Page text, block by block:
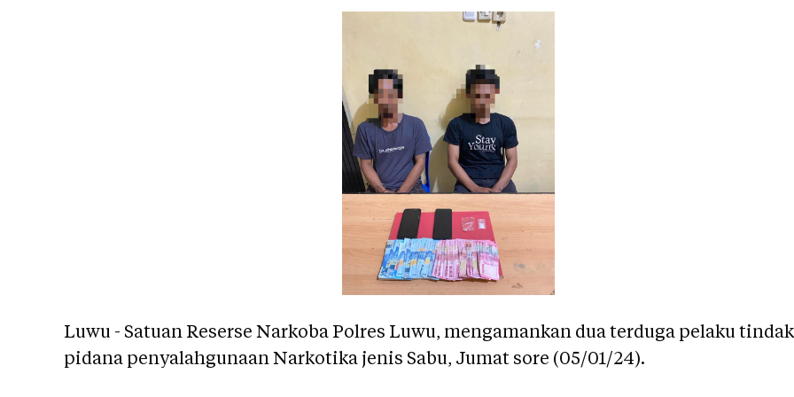
Luwu - Satuan Reserse Narkoba Polres Luwu, mengamankan dua terduga pelaku tindak
pidana penyalahgunaan Narkotika jenis Sabu, Jumat sore (05/01/24).